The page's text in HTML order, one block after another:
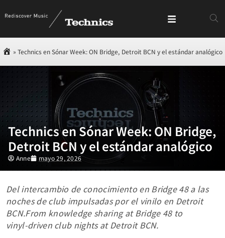
»Technics en Sónar Week: ON Bridge, Detroit BCN y el estándar analógico
Technics en Sónar Week: ON Bridge,
Detroit BCN y el estándar analógico
Anne mayo 29, 2026
Del intercambio de conocimiento en Bridge 48 a las
noches de club impulsadas por el vinilo en Detroit
BCN.From knowledge sharing at Bridge 48 to
vinyl‑driven club nights at Detroit BCN.